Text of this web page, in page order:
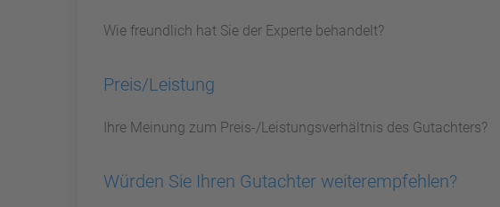
Wie freundlich hat Sie der Experte behandelt?
Preis/Leistung
Ihre Meinung zum Preis-/Leistungsverhältnis des Gutachters?
Würden Sie Ihren Gutachter weiterempfehlen?